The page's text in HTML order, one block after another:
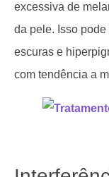
excessiva de
da pele. Isso
escuras e
com tendência a